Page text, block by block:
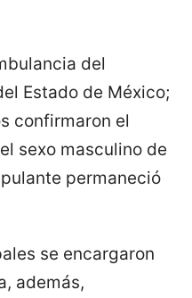
del
Estado de México;
confirmaron el
sexo masculino de
permaneció
se encargaron
además,